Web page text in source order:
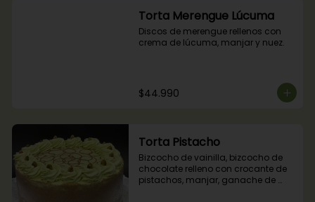
Torta Merengue Lúcuma
Discos de merengue rellenos con
crema de lúcuma, manjar y nuez.
$44.990
Torta Pistacho
Bizcocho de vainilla, bizcocho de
chocolate relleno con crocante de
pistachos, manjar, ganache de